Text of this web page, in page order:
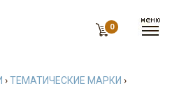
0
›ТЕМАТИЧЕСКИЕ МАРКИ ›